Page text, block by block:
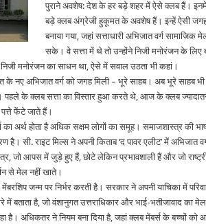
पुराने अवशेष: देश के हर बड़े शहर में ऐसे क्लब हैं।
बड़े क्लब अंग्रेजी हुकूमत के अवशेष हैं। इन्हें ऐसी
बनाया गया, जहां सत्ताधारी अभिजात वर्ग सामाजिक
सके। वे सत्ता में थे तो उन्होंने निजी मनोरंजन के लिए
मनोरंजन का साधन था, ऐसे में सवाल उठता भी कहां।
के नए अभिजात वर्ग को जगह मिली – भूरे साहब। अब भूरे साहब
के क्लब सत्ता का विस्तार हुआ करते थे, आज के क्लब
फेंटे जाते हैं।
अर्थ होता है अधिक सक्षम लोगों का समूह। समाजशास्त्र की
सी. राइट मिल्स ने अपनी किताब ‘द पावर एलीट’ में अभिजात
जो आपस में जुड़े हुए हैं, छोटे लेकिन प्रभावशाली हैं और जो
से मेल नहीं खाते।
जन्म पर निर्भर करती है। सरकार ने अपनी याचिका में
बताता है, जो वंशानुगत उत्तराधिकार और भाई-भतीजावाद का
अधिकतर ने नियम बना दिया है, जहां क्लब मेंबर्स के बच्चों को